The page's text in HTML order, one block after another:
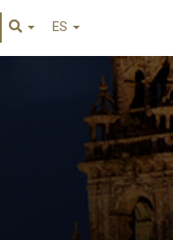
ES